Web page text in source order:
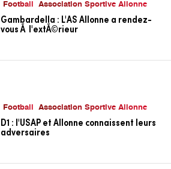
Football Association Sportive Allonne
Gambardella : L'AS Allonne a rendez-
vous Ã l'extÃ©rieur
Football Association Sportive Allonne
D1 : l'USAP et Allonne connaissent leurs
adversaires